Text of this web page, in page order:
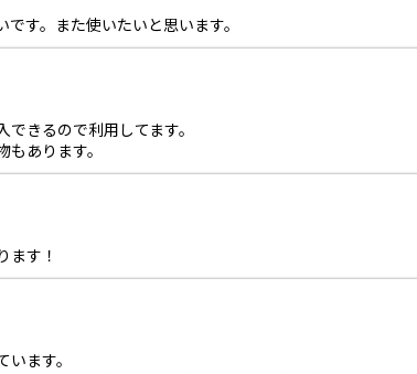
す。また使いたいと思います。
きるので利用してます。
もあります。
ます！
います。